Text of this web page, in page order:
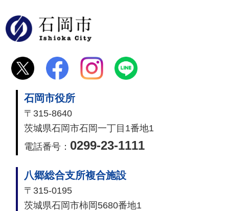
石岡市役所
〒315-8640
茨城県石岡市石岡一丁目1番地1
電話番号： 0299-23-1111
八郷総合支所複合施設
〒315-0195
茨城県石岡市柿岡5680番地1